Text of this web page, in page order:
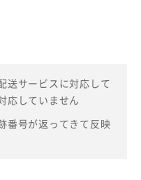
送サービスに対応して
応していません
番号が返ってきて反映